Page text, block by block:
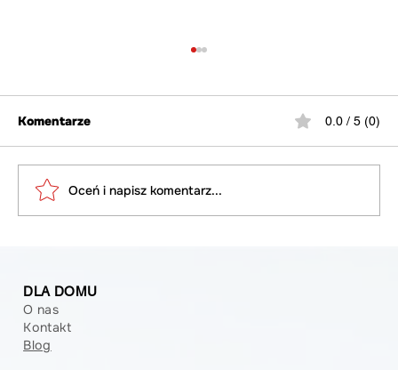
Praktyczny przewodnik
Komentarze 0.0 / 5 (0)
Oceń i napisz komentarz...
DLA DOMU
O nas
Kontakt
Blog